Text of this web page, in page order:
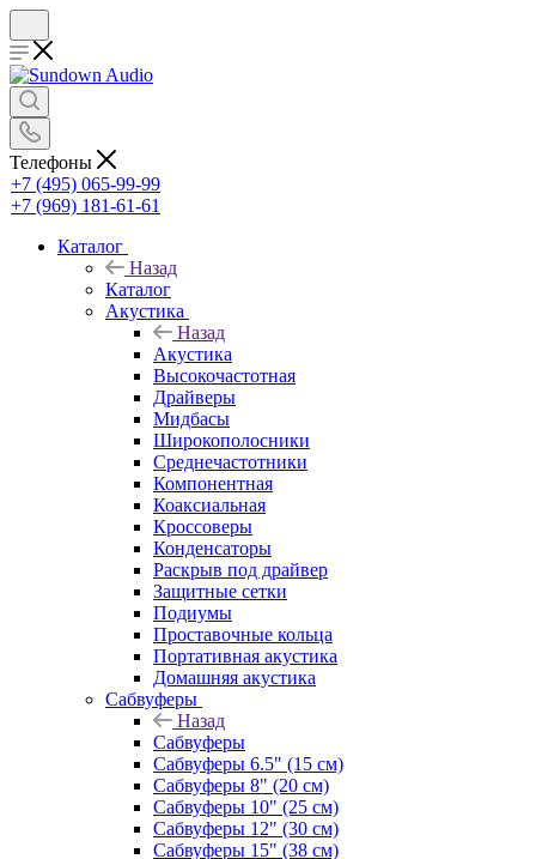
Телефоны
+7 (495) 065-99-99
+7 (969) 181-61-61
Каталог
Назад
Каталог
Акустика
Назад
Акустика
Высокочастотная
Драйверы
Мидбасы
Широкополосники
Среднечастотники
Компонентная
Коаксиальная
Кроссоверы
Конденсаторы
Раскрыв под драйвер
Защитные сетки
Подиумы
Проставочные кольца
Портативная акустика
Домашняя акустика
Сабвуферы
Назад
Сабвуферы
Сабвуферы 6.5" (15 см)
Сабвуферы 8" (20 см)
Сабвуферы 10" (25 см)
Сабвуферы 12" (30 см)
Сабвуферы 15" (38 см)